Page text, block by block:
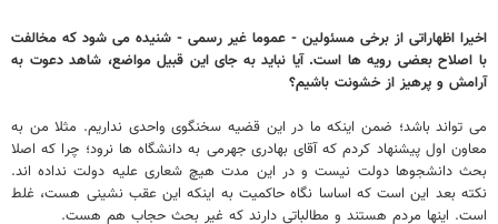
اخیرا اظهاراتی از برخی مسئولین - عموما غیر رسمی - شنیده می شود که مخالفت
با اصلاح بعضی رویه ها است. آیا نباید به جای این قبیل مواضع، شاهد دعوت به
آرامش و پرهیز از خشونت باشیم؟
می تواند باشد؛ ضمن اینکه ما در این قضیه سخنگوی واحدی نداریم. مثلا من به
معاون اول پیشنهاد کردم که آقای بهادری جهرمی به دانشگاه ها نرود؛ چرا که اصلا
بحث دانشجوها دولت نیست و در این مدت هیچ شعاری علیه دولت نداده اند.
نکته بعد این است که اساسا نگاه حاکمیت به اینکه این عقب نشینی هست، غلط
است. اینها مردم هستند و مطالباتی دارند که غیر بحث حجاب هم هست.